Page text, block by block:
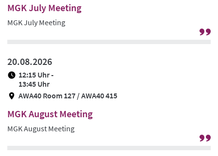
MGK July Meeting
MGK July Meeting
20.08.2026
12:15 Uhr -
13:45 Uhr
AWA40 Room 127 / AWA40 415
MGK August Meeting
MGK August Meeting